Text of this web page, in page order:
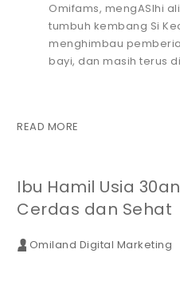
Omifams, mengASIhi
tumbuh kembang Si
menghimbau
bayi, dan masih terus
READ MORE
Ibu Hamil Usia
Cerdas dan Sehat
Omiland Digital Marketing